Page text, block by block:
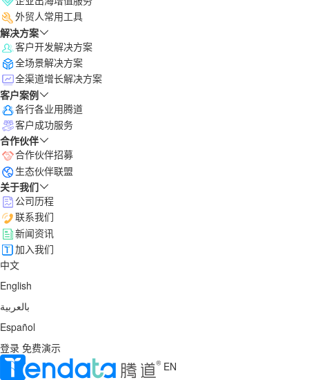
外贸人常用工具
解决方案
客户开发解决方案
全场景解决方案
全渠道增长解决方案
客户案例
各行各业用腾道
客户成功服务
合作伙伴
合作伙伴招募
生态伙伴联盟
关于我们
公司历程
联系我们
新闻资讯
加入我们
中文
English
بالعربية
Español
登录 免费演示
EN